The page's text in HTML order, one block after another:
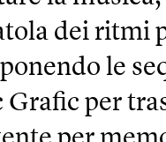
dei ritmi
le
Grafic per